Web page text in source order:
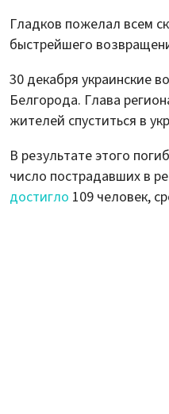
Гладков пожелал всем
быстрейшего
30 декабря украинские
Белгорода. Глава
жителей спуститься в
В результате этого
число пострадавших в
достигло 109 человек,